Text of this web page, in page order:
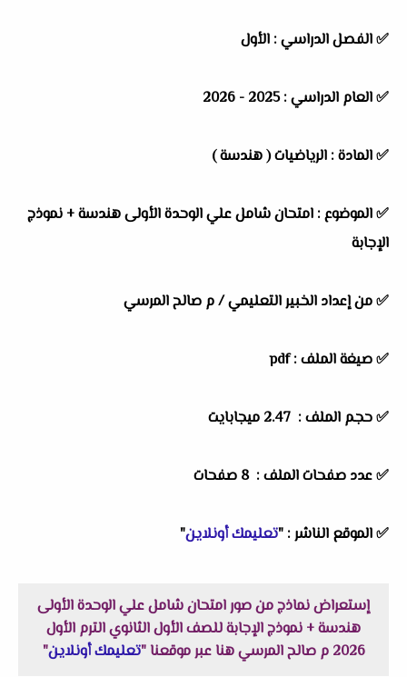
✅الفصل الدراسي : الأول
✅العام الدراسي :2025 - 2026
✅المادة : الرياضيات ( هندسة )
✅الموضوع : امتحان شامل علي الوحدة الأولى هندسة + نموذج
الإجابة
✅من إعداد الخبير التعليمي /م صالح المرسي
✅ صيغة الملف : pdf
✅ حجم الملف : 2.47 ميجابايت
✅ عدد صفحات الملف : 8 صفحات
✅الموقع الناشر : "تعليمك أونلاين"
إستعراض نماذج من صور امتحان شامل علي الوحدة الأولى
هندسة + نموذج الإجابة للصف الأول الثانوي الترم الأول
2026 م صالح المرسي هنا عبر موقعنا "
تعليمك أونلاين"